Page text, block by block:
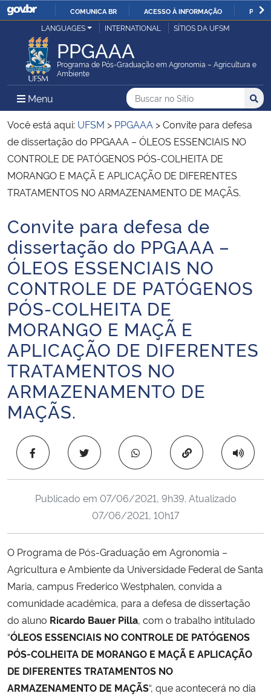
IR
O
COMUNICA BR ACESSO À INFORMAÇÃO
Ministério da Justiça e Segurança Pública
Ministério da Defesa
Ministério das Relações Exteriores
Ministério da Economia
Ministério da Educação
Ministério da Cidadania
Ministério da Saúde
Ministério de Minas e Energia
Ministério da Ciência, Tecnologia, Inovações e Comunicações
Ministério do Meio Ambiente
Ministério do Turismo
Secretaria-Geral
Secretaria de Governo
Gabinete de Segurança Institucional
Advocacia-Geral da União
LANGUAGES INTERNATIONAL SÍTIOS DA UFSM
PPGAAA
Programa de Pós-Graduação em Agronomia – Agricultura e
Ambiente
Menu Menu Principal do Sítio
Busca
Buscar no no Sítio
Busca:
Você está aqui: UFSM > PPGAAA >Convite para defesa
de dissertação do PPGAAA – ÓLEOS ESSENCIAIS NO
CONTROLE DE PATÓGENOS PÓS-COLHEITA DE
MORANGO E MAÇÃ E APLICAÇÃO DE DIFERENTES
TRATAMENTOS NO ARMAZENAMENTO DE MAÇÃS.
Início do conteúdo
Convite para defesa de
dissertação do PPGAAA –
ÓLEOS ESSENCIAIS NO
CONTROLE DE PATÓGENOS
PÓS-COLHEITA DE
MORANGO E MAÇÃ E
APLICAÇÃO DE DIFERENTES
TRATAMENTOS NO
ARMAZENAMENTO DE
MAÇÃS.
Copiar para área
Publicado em 07/06/2021, 9h39. Atualizado
07/06/2021, 10h17
O Programa de Pós-Graduação em Agronomia –
Agricultura e Ambiente da Universidade Federal de Santa
Maria, campus Frederico Westphalen, convida a
comunidade acadêmica, para a defesa de dissertação
do aluno Ricardo Bauer Pilla, com o trabalho intitulado
“ÓLEOS ESSENCIAIS NO CONTROLE DE PATÓGENOS
PÓS-COLHEITA DE MORANGO E MAÇÃ E APLICAÇÃO
DE DIFERENTES TRATAMENTOS NO
ARMAZENAMENTO DE MAÇÃS“, que acontecerá no dia